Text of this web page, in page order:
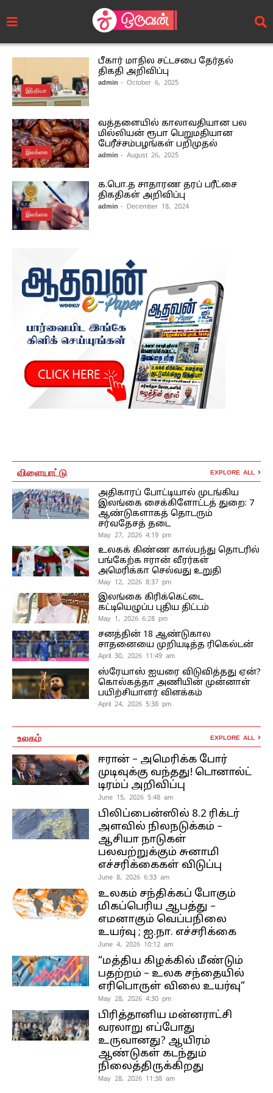
இந்தியா
பீகார் மாநில சட்டசபை தேர்தல்
திகதி அறிவிப்பு
admin - October 6, 2025
இலங்கை
வத்தளையில் காலாவதியான பல
மில்லியன் ரூபா பெறுமதியான
பேரீச்சம்பழங்கள் பறிமுதல்
admin - August 26, 2025
இலங்கை
க.பொ.த சாதாரண தரப் பரீட்சை
திகதிகள் அறிவிப்பு
admin - December 18, 2024
விளையாட்டு EXPLORE ALL
அதிகாரப் போட்டியால் முடங்கிய
இலங்கை சைக்கிளோட்டத் துறை: 7
ஆண்டுகளாகத் தொடரும்
சர்வதேசத் தடை
May 27, 2026 4:19 pm
உலகக் கிண்ண கால்பந்து தொடரில்
பங்கேற்க ஈரான் வீரர்கள்
அமெரிக்கா செல்வது உறுதி
May 12, 2026 8:37 pm
இலங்கை கிரிக்கெட்டை
கட்டியெழுப்ப புதிய திட்டம்
May 1, 2026 6:28 pm
சனத்தின் 18 ஆண்டுகால
சாதனையை முறியடித்த ரிகெல்டன்
April 30, 2026 11:49 am
ஸ்ரேயாஸ் ஐயரை விடுவித்தது ஏன்?
கொல்கத்தா அணியின் முன்னாள்
பயிற்சியாளர் விளக்கம்
April 24, 2026 5:38 pm
உலகம் EXPLORE ALL
ஈரான் – அமெரிக்க போர்
முடிவுக்கு வந்தது! டொனால்ட்
டிரம்ப் அறிவிப்பு
June 15, 2026 5:48 am
பிலிப்பைன்ஸில் 8.2 ரிக்டர்
அளவில் நிலநடுக்கம் –
ஆசியா நாடுகள்
பலவற்றுக்கும் சுனாமி
எச்சரிக்கைகள் விடுப்பு
June 8, 2026 6:33 am
உலகம் சந்திக்கப் போகும்
மிகப்பெரிய ஆபத்து –
எமனாகும் வெப்பநிலை
உயர்வு ; ஐ.நா. எச்சரிக்கை
June 4, 2026 10:12 am
“மத்திய கிழக்கில் மீண்டும்
பதற்றம் – உலக சந்தையில்
எரிபொருள் விலை உயர்வு”
May 28, 2026 4:30 pm
பிரித்தானிய மன்னராட்சி
வரலாறு எப்போது
உருவானது? ஆயிரம்
ஆண்டுகள் கடந்தும்
நிலைத்திருக்கிறது
May 28, 2026 11:38 am